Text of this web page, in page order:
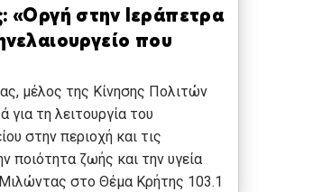
«Οργή στην Ιεράπετρα
που
μέλος της Κίνησης Πολιτών
για τη λειτουργία του
στην περιοχή και τις
ποιότητα ζωής και την υγεία
στο Θέμα Κρήτης 103.1